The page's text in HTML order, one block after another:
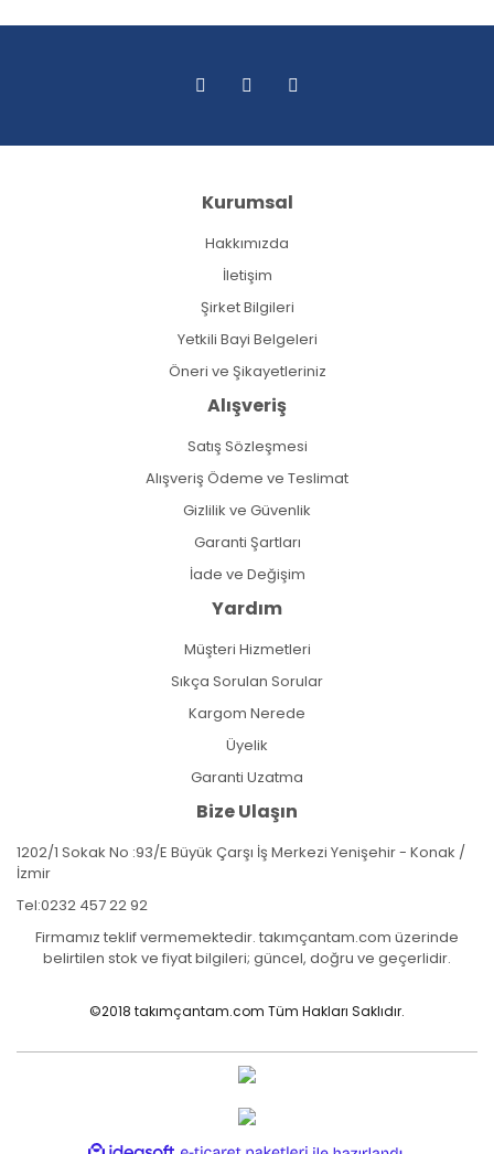
Kurumsal
Hakkımızda
İletişim
Şirket Bilgileri
Yetkili Bayi Belgeleri
Öneri ve Şikayetleriniz
Alışveriş
Satış Sözleşmesi
Alışveriş Ödeme ve Teslimat
Gizlilik ve Güvenlik
Garanti Şartları
İade ve Değişim
Yardım
Müşteri Hizmetleri
Sıkça Sorulan Sorular
Kargom Nerede
Üyelik
Garanti Uzatma
Bize Ulaşın
1202/1 Sokak No :93/E Büyük Çarşı İş Merkezi Yenişehir - Konak /
İzmir
Tel:0232 457 22 92
Firmamız teklif vermemektedir. takımçantam.com üzerinde
belirtilen stok ve fiyat bilgileri; güncel, doğru ve geçerlidir.
©2018 takımçantam.com Tüm Hakları Saklıdır.